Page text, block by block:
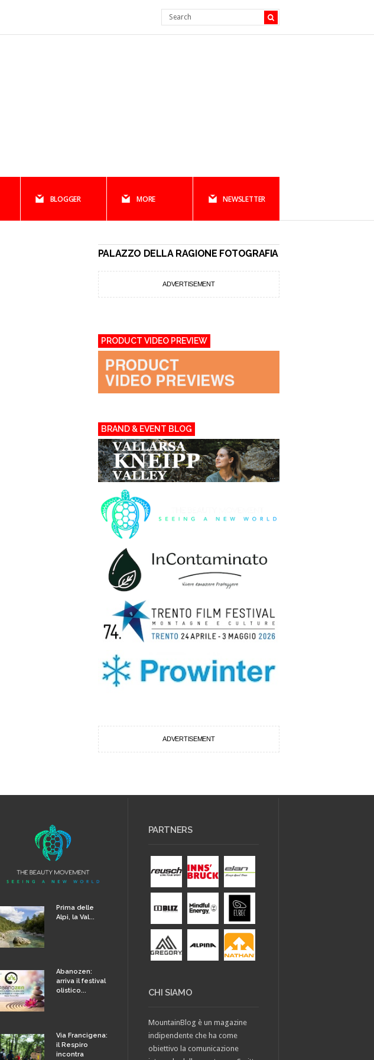
BLOGGER MORE NEWSLETTER
PALAZZO DELLA RAGIONE FOTOGRAFIA
ADVERTISEMENT
PRODUCT VIDEO PREVIEW
BRAND & EVENT BLOG
ADVERTISEMENT
Prima delle
Alpi, la Val...
Abanozen:
arriva il festival
olistico...
Via Francigena:
il Respiro
incontra
PARTNERS
CHI SIAMO
MountainBlog è un magazine
indipendente che ha come
obiettivo la comunicazione